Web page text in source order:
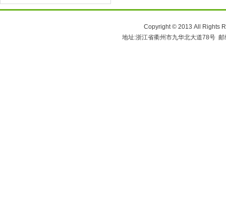
Copyright © 2013 All Rights
地址:浙江省衢州市九华北大道78号